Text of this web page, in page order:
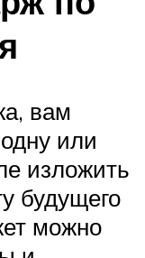
вам
или
изложить
будущего
можно